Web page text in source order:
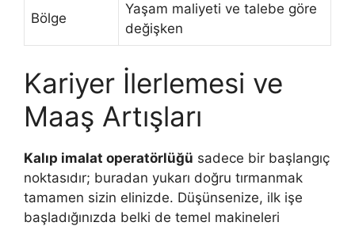
Bölge
Yaşam maliyeti ve talebe göre
değişken
Kariyer İlerlemesi ve
Maaş Artışları
Kalıp imalat operatörlüğü sadece bir başlangıç
noktasıdır; buradan yukarı doğru tırmanmak
tamamen sizin elinizde. Düşünsenize, ilk işe
başladığınızda belki de temel makineleri